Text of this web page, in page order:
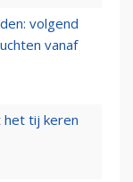
volgend
vanaf
het tij keren